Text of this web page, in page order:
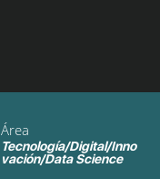
Área
Tecnología/Digital/Inno
vación/Data Science